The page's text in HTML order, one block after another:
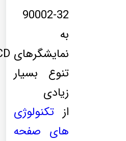
90002-32
به
تنوع بسیار
زیادی
از تکنولوژی
های صفحه